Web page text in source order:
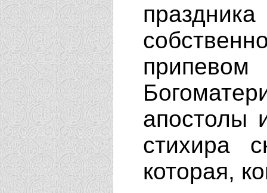
апостолы
стихира
которая,